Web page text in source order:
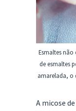
Esmaltes
de esmaltes
amarelada, o
A micose